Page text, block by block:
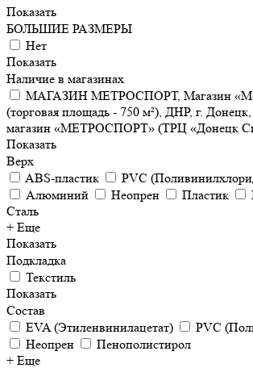
Показать
БОЛЬШИЕ РАЗМЕРЫ
Нет
Показать
Наличие в магазинах
МАГАЗИН МЕТРОСПОРТ, Магазин
(торговая площадь - 750 м²), ДНР, г.
магазин «МЕТРОСПОРТ» (ТРЦ «Донецк
Показать
Верх
ABS-пластик
PVC
Алюминий
Неопрен Пластик
Сталь
+ Еще
Показать
Подкладка
Текстиль
Показать
Состав
EVA (Этиленвинилацетат)
PVC
Неопрен
Пенополистирол
+ Еще